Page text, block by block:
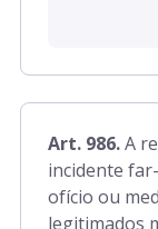
Art. 986.A
incidente
ofício ou
legitimados